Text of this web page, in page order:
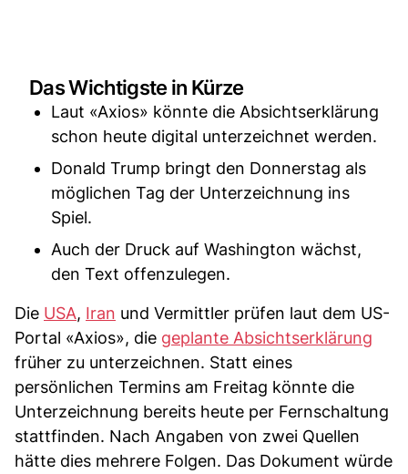
Das Wichtigste in Kürze
Laut «Axios» könnte die Absichtserklärung
schon heute digital unterzeichnet werden.
Donald Trump bringt den Donnerstag als
möglichen Tag der Unterzeichnung ins
Spiel.
Auch der Druck auf Washington wächst,
den Text offenzulegen.
Die USA, Iran und Vermittler prüfen laut dem US-
Portal «Axios», die geplante Absichtserklärung
früher zu unterzeichnen. Statt eines
persönlichen Termins am Freitag könnte die
Unterzeichnung bereits heute per Fernschaltung
stattfinden. Nach Angaben von zwei Quellen
hätte dies mehrere Folgen. Das Dokument würde